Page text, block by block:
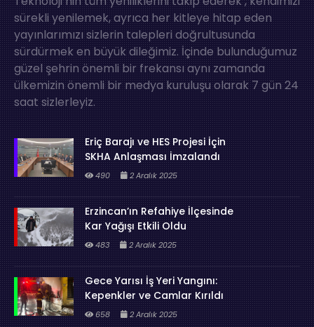
sürekli yenilemek, ayrıca her kitleye hitap eden
yayınlarımızı sizlerin talepleri doğrultusunda
sürdürmek en büyük dileğimiz. İçinde bulunduğumuz
güzel şehrin önemli bir frekansı aynı zamanda
ülkemizin önemli bir medya kuruluşu olarak 7 gün 24
saat sizlerleyiz.
Eriç Barajı ve HES Projesi İçin
SKHA Anlaşması İmzalandı
490 2 Aralık 2025
Erzincan’ın Refahiye İlçesinde
Kar Yağışı Etkili Oldu
483 2 Aralık 2025
Gece Yarısı İş Yeri Yangını:
Kepenkler ve Camlar Kırıldı
658 2 Aralık 2025